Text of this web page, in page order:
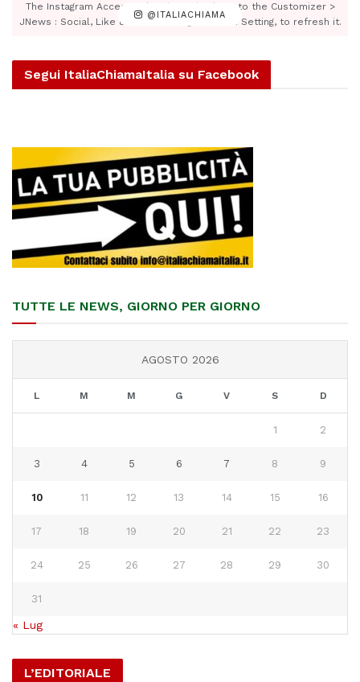
@ITALIACHIAMA
The Instagram Access Token is expired, Go to the Customizer >
JNews : Social, Like & View > Instagram Feed Setting, to refresh it.
Segui ItaliaChiamaItalia su Facebook
TUTTE LE NEWS, GIORNO PER GIORNO
AGOSTO 2026
L M M G V S D
1 2
3 4 5 6 7 8 9
10 11 12 13 14 15 16
17 18 19 20 21 22 23
24 25 26 27 28 29 30
31
« Lug
L’EDITORIALE